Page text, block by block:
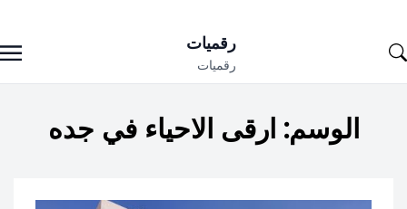
to
رقميات
رقميات
الوسم: ارقى الاحياء في جده